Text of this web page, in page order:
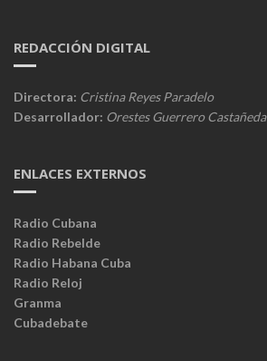
REDACCIÓN DIGITAL
Directora: Cristina Reyes Paradelo
Desarrollador: Orestes Guerrero Castañeda
ENLACES EXTERNOS
Radio Cubana
Radio Rebelde
Radio Habana Cuba
Radio Reloj
Granma
Cubadebate